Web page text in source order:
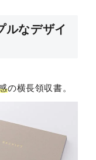
ルなデザイ
の横長領収書。